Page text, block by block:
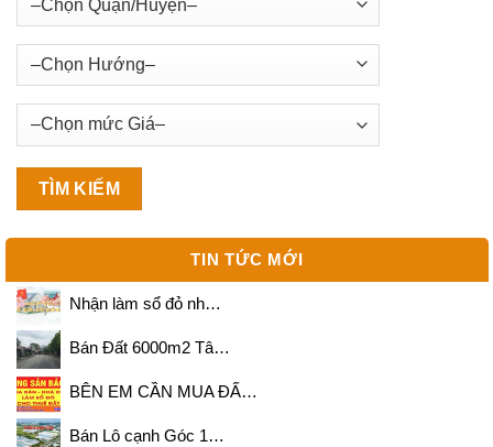
TIN TỨC MỚI
Nhận làm sổ đỏ nh…
Bán Đất 6000m2 Tâ…
BÊN EM CẦN MUA ĐẤ…
Bán Lô cạnh Góc 1…